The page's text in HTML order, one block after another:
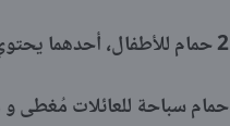
2 حمام للأطفال، أحدهما يحتوي على ألعاب مائية خاصة بأعمارهم.
حمام سباحة للعائلات مُغطى و مُأمن وبه